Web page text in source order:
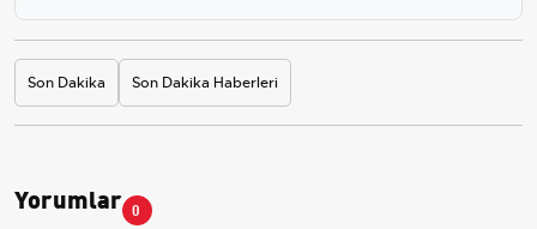
Son Dakika Son Dakika Haberleri
Yorumlar 0